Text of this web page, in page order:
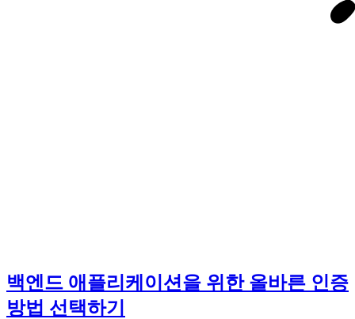
백엔드 애플리케이션을 위한 올바른 인증
방법 선택하기